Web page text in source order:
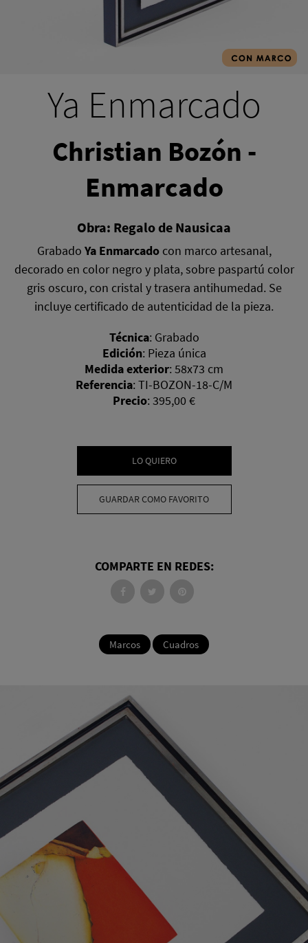
Ya Enmarcado
Christian Bozón -
Enmarcado
Obra: Regalo de Nausicaa
Grabado Ya Enmarcadocon marco artesanal,
decorado en color negro y plata, sobre paspartú color
gris oscuro, con cristal y trasera antihumedad. Se
incluye certificado de autenticidad de la pieza.
Técnica: Grabado
Edición: Pieza única
Medida exterior: 58x73 cm
Referencia: TI-BOZON-18-C/M
Precio: 395,00 €
LO QUIERO
GUARDAR COMO FAVORITO
COMPARTE EN REDES:
Marcos Cuadros